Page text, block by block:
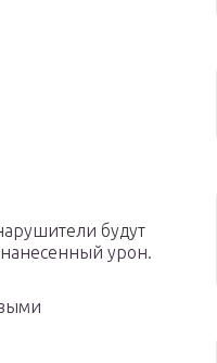
будут
нанесенный урон.